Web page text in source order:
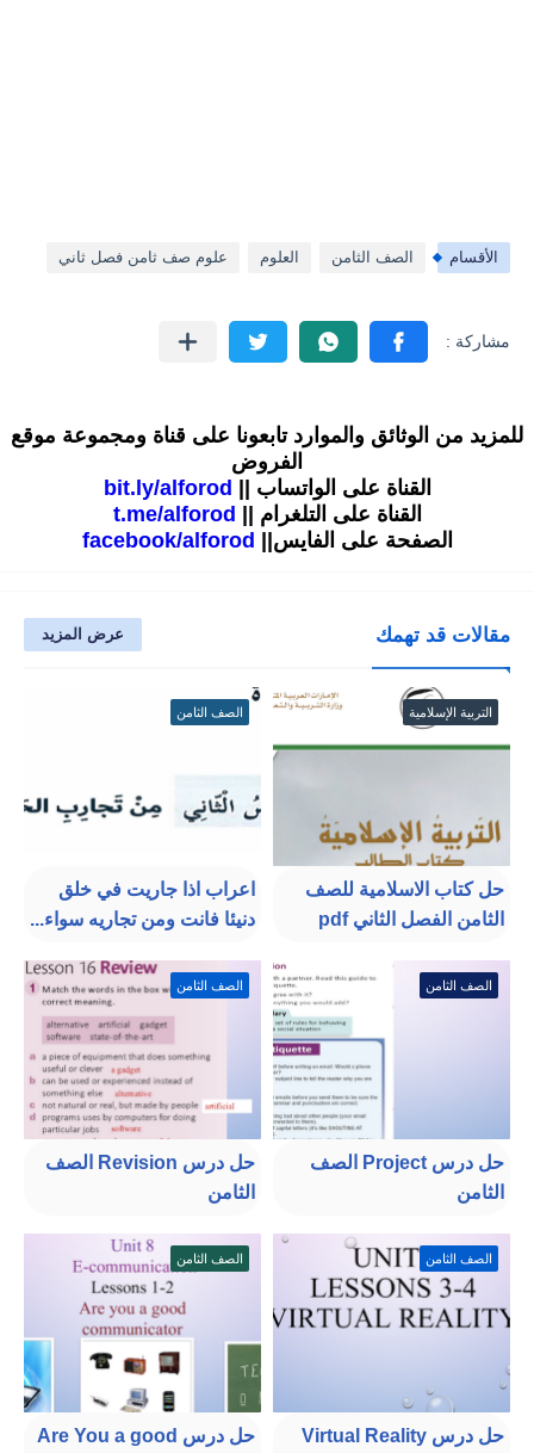
الأقسام الصف الثامن العلوم علوم صف ثامن فصل ثاني
للمزيد من الوثائق والموارد تابعونا على قناة ومجموعة موقع
الفروض
القناة على الواتساب || bit.ly/alforod
القناة على التلغرام || t.me/alforod
الصفحة على الفايس|| facebook/alforod
مقالات قد تهمك عرض المزيد
التربية الإسلامية
حل كتاب الاسلامية للصف
الثامن الفصل الثاني pdf
الصف الثامن
اعراب اذا جاريت في خلق
دنيئا فانت ومن تجاريه سواء...
الصف الثامن
حل درس Project الصف
الثامن
الصف الثامن
حل درس Revision الصف
الثامن
الصف الثامن
حل درس Virtual Reality
الصف الثامن
حل درس Are You a good